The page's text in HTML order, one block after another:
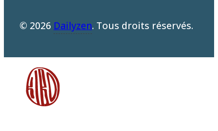
© 2026 Dailyzen. Tous droits réservés.